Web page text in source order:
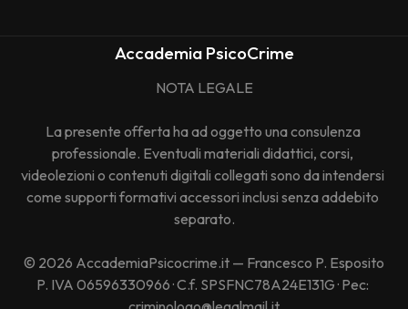
Accademia PsicoCrime
NOTA LEGALE
La presente offerta ha ad oggetto una consulenza
professionale. Eventuali materiali didattici, corsi,
videolezioni o contenuti digitali collegati sono da intendersi
come supporti formativi accessori inclusi senza addebito
separato.
© 2026 AccademiaPsicocrime.it — Francesco P. Esposito
P. IVA 06596330966 · C.f. SPSFNC78A24E131G · Pec: